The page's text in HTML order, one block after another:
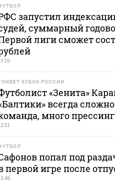
запустил
суммарный
лиги сможет
КУБОК РОССИИ
«Зенита»
всегда
много
попал под
первой игре после